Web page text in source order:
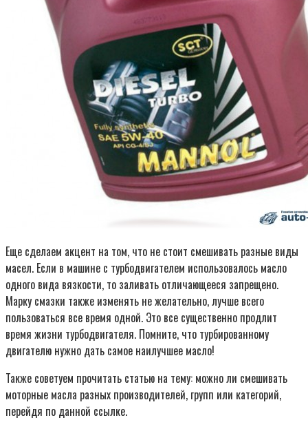
Еще сделаем акцент на том, что не стоит смешивать разные виды
масел. Если в машине с турбодвигателем использовалось масло
одного вида вязкости, то заливать отличающееся запрещено.
Марку смазки также изменять не желательно, лучше всего
пользоваться все время одной. Это все существенно продлит
время жизни турбодвигателя. Помните, что турбированному
двигателю нужно дать самое наилучшее масло!
Также советуем прочитать статью на тему: можно ли смешивать
моторные масла разных производителей, групп или категорий,
перейдя по данной ссылке.